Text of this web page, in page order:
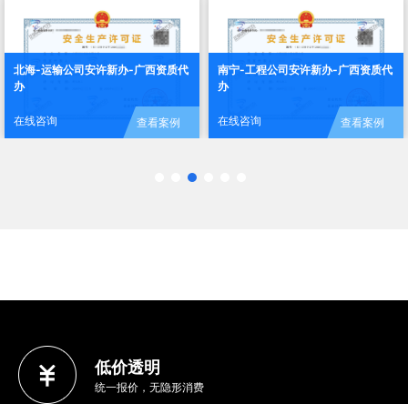
北海-运输公司安许新办-广西资质代
办
在线咨询 查看案例
南宁-工程公司安许新办-广西资质代
办
在线咨询 查看案例
低价透明
统一报价，无隐形消费